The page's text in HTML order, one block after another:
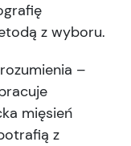
z wyboru.
–
mięsień
z